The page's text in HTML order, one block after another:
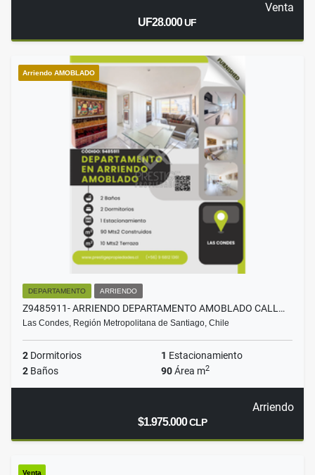
Venta
UF28.000UF
Arriendo AMOBLADO
DEPARTAMENTO ARRIENDO
Z9485911- ARRIENDO DEPARTAMENTO AMOBLADO CALL…
Las Condes, Región Metropolitana de Santiago, Chile
2 Dormitorios 1 Estacionamiento
2 Baños 90Área m2
Arriendo
$1.975.000CLP
Venta